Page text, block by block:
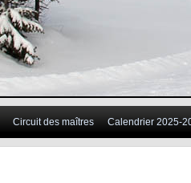
Circuit des maîtres Calendrier 2025-